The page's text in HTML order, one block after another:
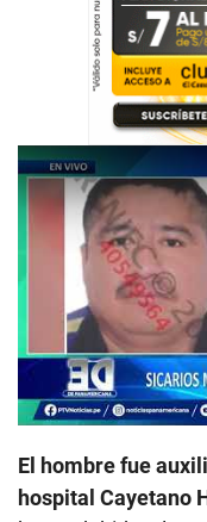
El hombre fue
hospital Cayetano